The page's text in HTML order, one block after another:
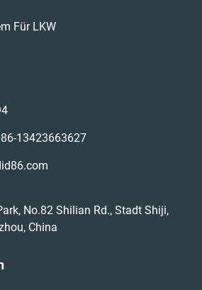
Für LKW
13423663627
No.82 Shilian Rd., Stadt Shiji,
China